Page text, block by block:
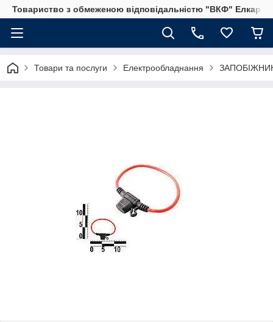
Товариство з обмеженою відповідальністю "ВКФ" Елкар"
Товари та послуги Електрообладнання